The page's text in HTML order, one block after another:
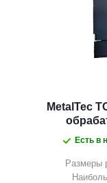
MetalTec
Есть в
Размеры